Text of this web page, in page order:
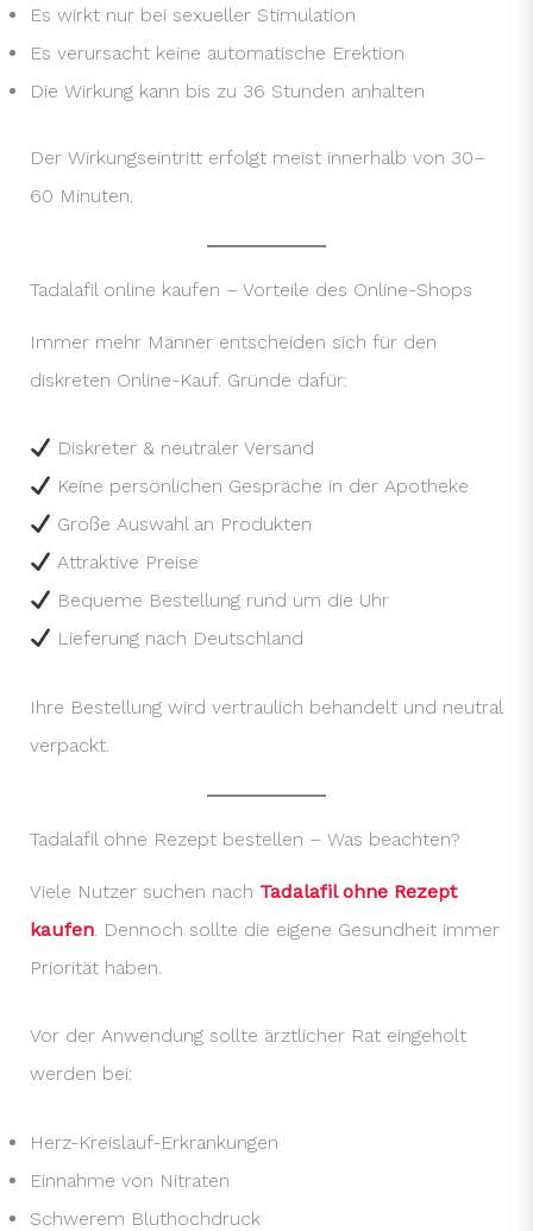
Es wirkt nur bei sexueller Stimulation
Es verursacht keine automatische Erektion
Die Wirkung kann bis zu 36 Stunden anhalten
Der Wirkungseintritt erfolgt meist innerhalb von 30–
60 Minuten.
Tadalafil online kaufen – Vorteile des Online-Shops
Immer mehr Männer entscheiden sich für den
diskreten Online-Kauf. Gründe dafür:
Diskreter & neutraler Versand
Keine persönlichen Gespräche in der Apotheke
Große Auswahl an Produkten
Attraktive Preise
Bequeme Bestellung rund um die Uhr
Lieferung nach Deutschland
Ihre Bestellung wird vertraulich behandelt und neutral
verpackt.
Tadalafil ohne Rezept bestellen – Was beachten?
Viele Nutzer suchen nach Tadalafil ohne Rezept
kaufen. Dennoch sollte die eigene Gesundheit immer
Priorität haben.
Vor der Anwendung sollte ärztlicher Rat eingeholt
werden bei:
Herz-Kreislauf-Erkrankungen
Einnahme von Nitraten
Schwerem Bluthochdruck